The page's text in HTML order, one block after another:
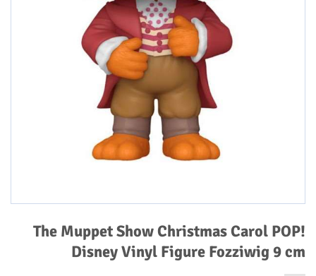
The Muppet Show Christmas Carol POP!
Disney Vinyl Figure Fozziwig 9 cm